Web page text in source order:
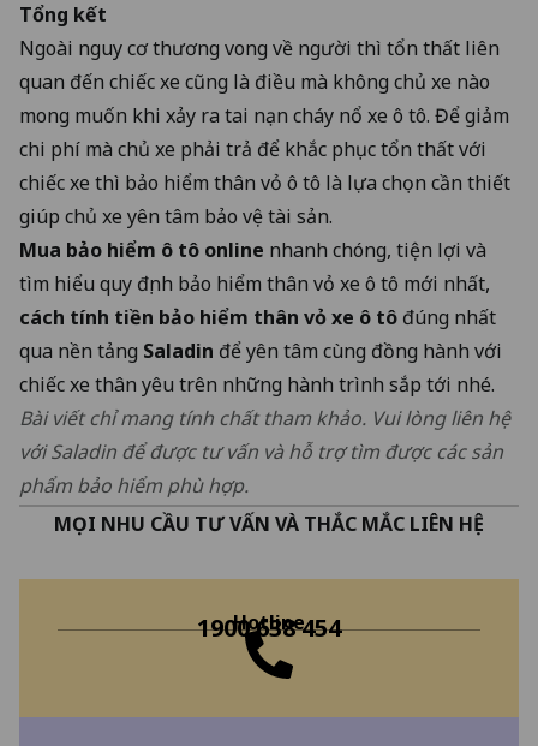
Tổng kết
Ngoài nguy cơ thương vong về người thì tổn thất liên
quan đến chiếc xe cũng là điều mà không chủ xe nào
mong muốn khi xảy ra tai nạn cháy nổ xe ô tô. Để giảm
chi phí mà chủ xe phải trả để khắc phục tổn thất với
chiếc xe thì bảo hiểm thân vỏ ô tô là lựa chọn cần thiết
giúp chủ xe yên tâm bảo vệ tài sản.
Mua bảo hiểm ô tô online nhanh chóng, tiện lợi và
tìm hiểu quy định bảo hiểm thân vỏ xe ô tô mới nhất,
cách tính tiền bảo hiểm thân vỏ xe ô tô đúng nhất
qua nền tảng Saladin để yên tâm cùng đồng hành với
chiếc xe thân yêu trên những hành trình sắp tới nhé.
Bài viết chỉ mang tính chất tham khảo. Vui lòng liên hệ
với Saladin để được tư vấn và hỗ trợ tìm được các sản
phẩm bảo hiểm phù hợp.
MỌI NHU CẦU TƯ VẤN VÀ THẮC MẮC LIÊN HỆ
Hotline
1900 638 454